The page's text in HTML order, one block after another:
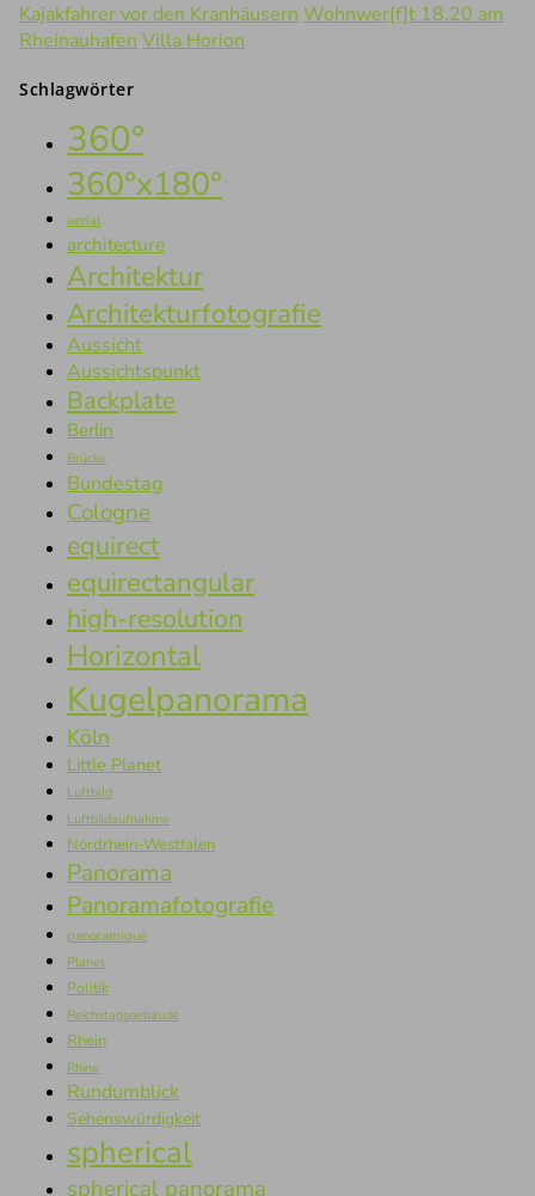
Kajakfahrer vor den Kranhäusern Wohnwer[f]t 18.20 am
Rheinauhafen Villa Horion
Schlagwörter
360°
360°x180°
aerial
architecture
Architektur
Architekturfotografie
Aussicht
Aussichtspunkt
Backplate
Berlin
Brücke
Bundestag
Cologne
equirect
equirectangular
high-resolution
Horizontal
Kugelpanorama
Köln
Little Planet
Luftbild
Luftbildaufnahme
Nordrhein-Westfalen
Panorama
Panoramafotografie
panoramique
Planet
Politik
Reichstagsgebäude
Rhein
Rhine
Rundumblick
Sehenswürdigkeit
spherical
spherical panorama